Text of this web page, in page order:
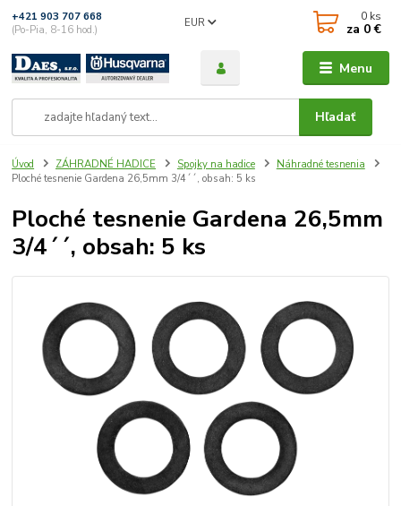
Menu
EUR
Hľadať
+421 903 707 668
(Po-Pia, 8-16 hod.)
0 ks
za 0 €
Úvod ZÁHRADNÉ HADICE Spojky na hadice
Náhradné tesnenia
Ploché tesnenie Gardena 26,5mm 3/4´´, obsah: 5 ks
Ploché tesnenie Gardena 26,5mm
3/4´´, obsah: 5 ks